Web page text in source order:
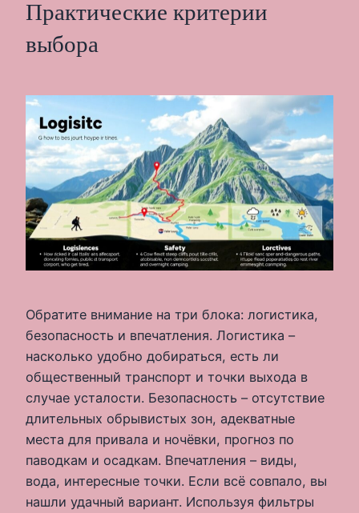
Практические критерии
выбора
Обратите внимание на три блока: логистика,
безопасность и впечатления. Логистика –
насколько удобно добираться, есть ли
общественный транспорт и точки выхода в
случае усталости. Безопасность – отсутствие
длительных обрывистых зон, адекватные
места для привала и ночёвки, прогноз по
паводкам и осадкам. Впечатления – виды,
вода, интересные точки. Если всё совпало, вы
нашли удачный вариант. Используя фильтры